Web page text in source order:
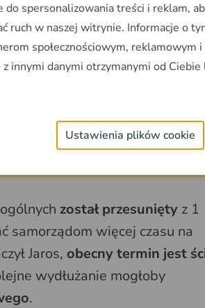
prac nad zmianą
aktów planowania
i miejscowych planów
z zaawansowanego etapu
został przesunięty z 1
samorządom więcej czasu na
Jaros, obecny termin jest
wydłużanie mogłoby
.
spersonalizowania treści i reklam,
ruch w naszej witrynie. Informacje o
społecznościowym, reklamowym
z innymi danymi otrzymanymi od
Ustawienia plików cookie